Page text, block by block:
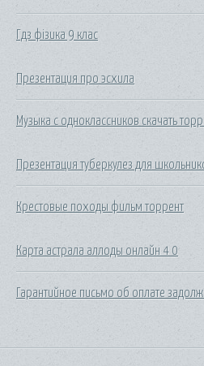
Гдз фізика 9 клас
Презентация про эсхила
Музыка с одноклассников скачать
Презентация туберкулез для
Крестовые походы фильм торрент
Карта астрала аллоды онлайн 4 0
Гарантийное письмо об оплате